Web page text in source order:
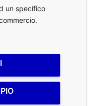
un specifico